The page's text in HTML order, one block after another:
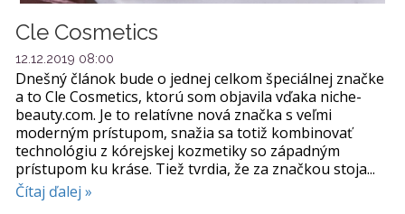
Cle Cosmetics
12.12.2019 08:00
Dnešný článok bude o jednej celkom špeciálnej značke
a to Cle Cosmetics, ktorú som objavila vďaka niche-
beauty.com. Je to relatívne nová značka s veľmi
moderným prístupom, snažia sa totiž kombinovať
technológiu z kórejskej kozmetiky so západným
prístupom ku kráse. Tiež tvrdia, že za značkou stoja...
Čítaj ďalej »